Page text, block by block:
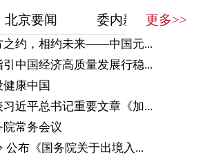
北京要闻 委内新闻更多>>
之约，相约未来——中国元...
中国经济高质量发展行稳...
康中国
习近平总书记重要文章《加...
常务会议
公布《国务院关于出境入...